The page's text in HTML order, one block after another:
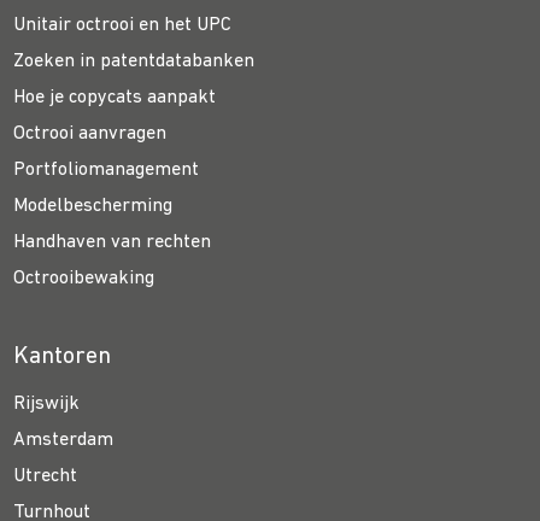
Unitair octrooi en het UPC
Zoeken in patentdatabanken
Hoe je copycats aanpakt
Octrooi aanvragen
Portfoliomanagement
Modelbescherming
Handhaven van rechten
Octrooibewaking
Kantoren
Rijswijk
Amsterdam
Utrecht
Turnhout